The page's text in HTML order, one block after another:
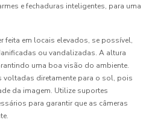
e fechaduras inteligentes, para uma
feita em locais elevados, se possível,
ou vandalizadas. A altura
uma boa visão do ambiente.
voltadas diretamente para o sol, pois
da imagem. Utilize suportes
para garantir que as câmeras